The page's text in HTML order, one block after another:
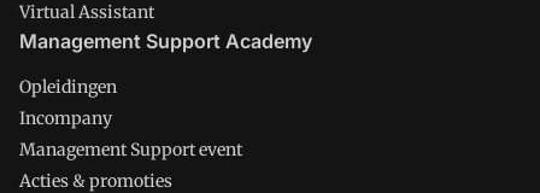
Virtual Assistant
Management Support Academy
Opleidingen
Incompany
Management Support event
Acties & promoties